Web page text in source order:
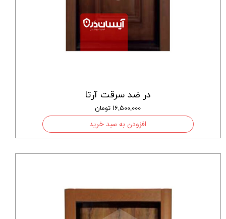
در ضد سرقت آرتا
۱۶,۵۰۰,۰۰۰ تومان
افزودن به سبد خرید